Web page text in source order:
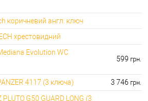
коричневий англ. ключ
хрестовидний
Evolution WC
599 грн.
4117 (3 ключа) 3 746 грн.
G50 GUARD LONG (3